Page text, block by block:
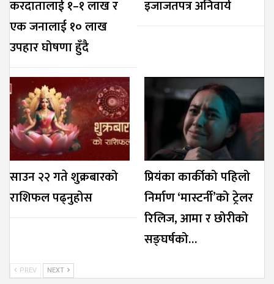
करदातालाई १–१ लाख र
एक जनालाई १० लाख
उपहार घोषणा हुँदै
इजाजतपत्र अनिवार्य
साउन २२ गते शुक्रबारको
राशिफल पढ्नुहोस
प्रियंका कार्कीको पहिलो
निर्माण ‘मास्टर्नी’को ट्रेलर
रिलिज, आमा र छोरीको
सङ्घर्षको…
PREV NEXT